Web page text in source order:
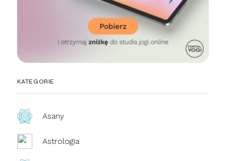
KATEGORIE
Asany
Astrologia